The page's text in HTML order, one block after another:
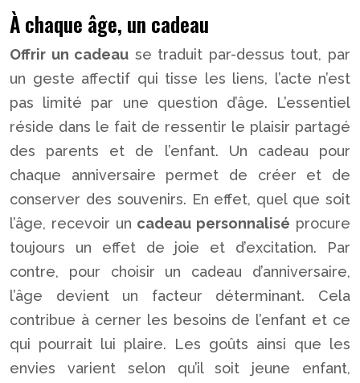
À chaque âge, un cadeau
Offrir un cadeau se traduit par-dessus tout, par
un geste affectif qui tisse les liens, l’acte n’est
pas limité par une question d’âge. L’essentiel
réside dans le fait de ressentir le plaisir partagé
des parents et de l’enfant. Un cadeau pour
chaque anniversaire permet de créer et de
conserver des souvenirs. En effet, quel que soit
l’âge, recevoir un cadeau personnalisé procure
toujours un effet de joie et d’excitation. Par
contre, pour choisir un cadeau d’anniversaire,
l’âge devient un facteur déterminant. Cela
contribue à cerner les besoins de l’enfant et ce
qui pourrait lui plaire. Les goûts ainsi que les
envies varient selon qu’il soit jeune enfant,